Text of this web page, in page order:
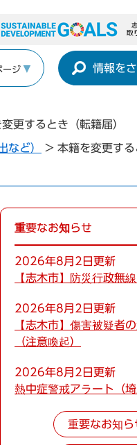
ージ 情報を
更するとき（転籍届）
など） > 本籍を変更す
重要なお知らせ
2026年8月2日更新
【志木市】防災行政無
2026年8月2日更新
【志木市】傷害被疑者
（注意喚起）
2026年8月2日更新
熱中症警戒アラート（埼
重要なお知ら